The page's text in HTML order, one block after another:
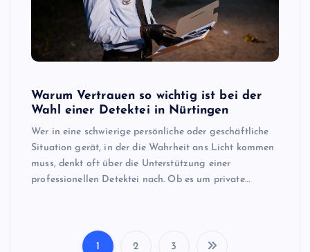
Warum Vertrauen so wichtig ist bei der
Wahl einer Detektei in Nürtingen
Wer in eine schwierige persönliche oder geschäftliche
Situation gerät, in der die Wahrheit ans Licht kommen
muss, denkt oft über die Unterstützung einer
professionellen Detektei nach. Ob es um private…
1 2 3